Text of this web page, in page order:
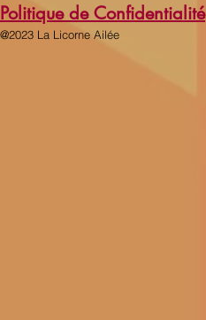
Politique de Confidentialité
@2023 La Licorne Ailée